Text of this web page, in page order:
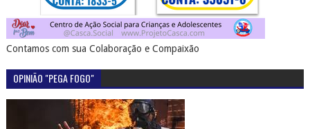
Contamos com sua Colaboração e Compaixão
OPINIÃO "PEGA FOGO"